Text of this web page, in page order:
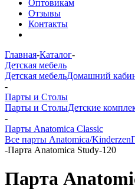
Оптовикам
Отзывы
Контакты
Главная-Каталог-
Детская мебель
Детская мебельДомашний
-
Парты и Столы
Парты и СтолыДетские
-
Парты Anatomica Classic
Все парты Anatomica/Kinderzen
-Парта Anatomica Study-120
Парта